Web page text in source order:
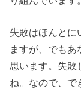
失敗はほんとに
ますが、でもあ
思います。失敗
ね。なので、で